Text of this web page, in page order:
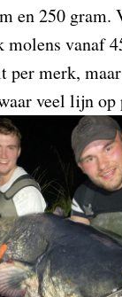
en 250 gram.
molens vanaf
per merk,
veel lijn op